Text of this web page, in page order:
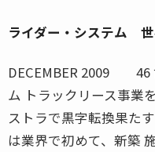
ライダー・システム
DECEMBER 2009 46
ム トラックリース事業
ストラで黒字転換果た
は業界で初めて、新築